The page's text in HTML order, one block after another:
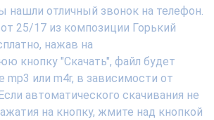
нашли отличный звонок на телефон.
25/17 из композиции Горький
нажав на
кнопку "Скачать", файл будет
mp3 или m4r, в зависимости от
автоматического скачивания не
на кнопку, жмите над кнопкой